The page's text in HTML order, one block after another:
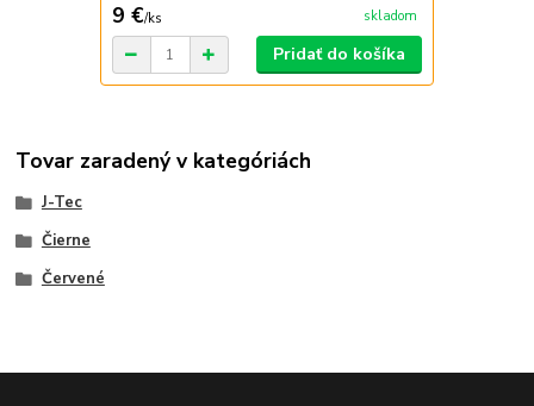
9 €/ks skladom
Pridať do košíka
Tovar zaradený v kategóriách
J-Tec
Čierne
Červené